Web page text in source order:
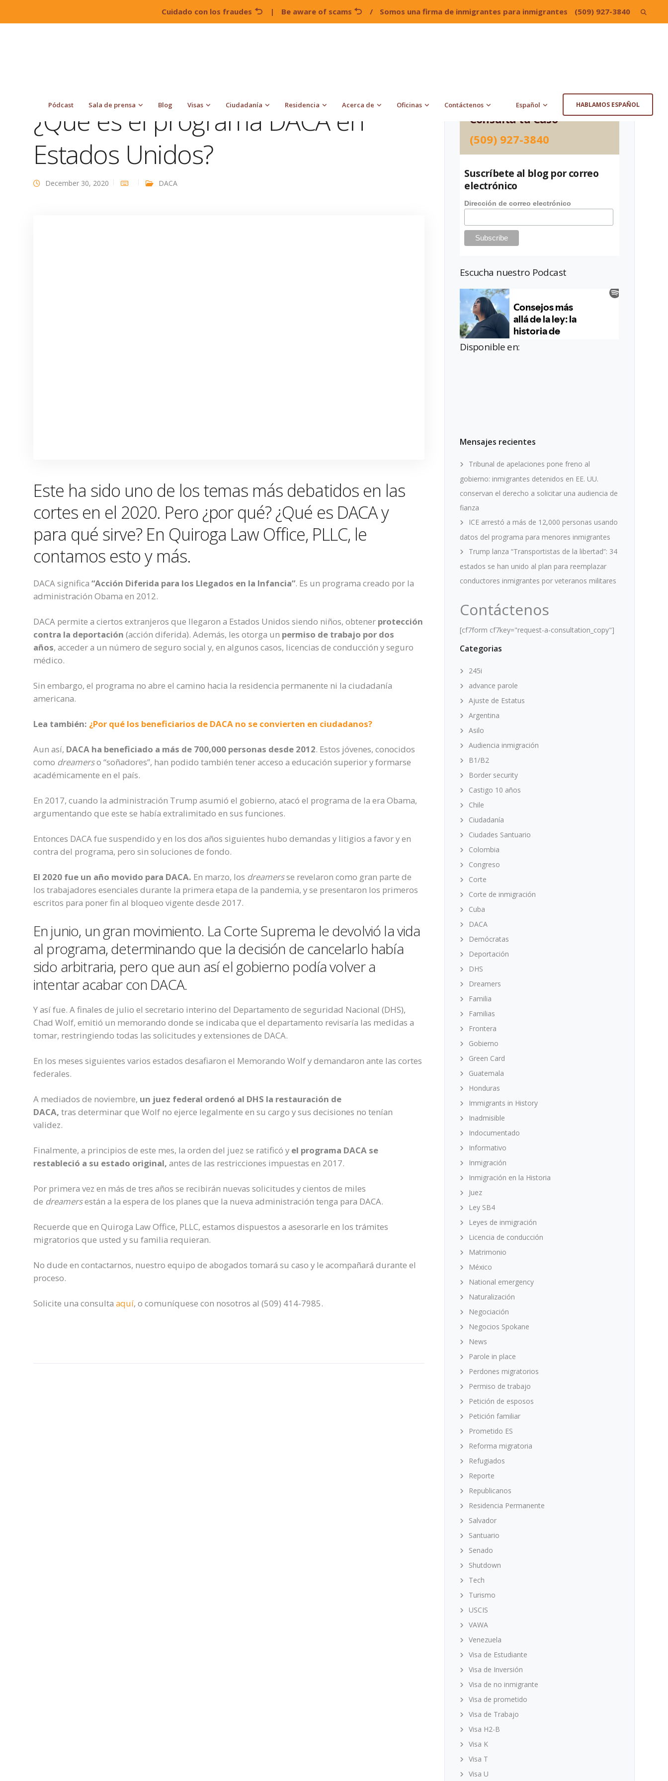
Cuidado con los fraudes | Be aware of scams / Somos una firma de inmigrantes para inmigrantes (509) 927-3840 Search
Pódcast Sala de prensa Blog Visas Ciudadanía Residencia Acerca de Oficinas Contáctenos Español HABLAMOS ESPAÑOL
¿Qué es el programa DACA en
Estados Unidos?
December 30, 2020 DACA
Este ha sido uno de los temas más debatidos en las
cortes en el 2020. Pero ¿por qué? ¿Qué es DACA y
para qué sirve? En Quiroga Law Office, PLLC, le
contamos esto y más.
DACAsignifica “Acción Diferida para los Llegados en la Infancia”. Es un programa creado por la
administración Obama en 2012.
DACA permite a ciertos extranjeros que llegaron a Estados Unidos siendo niños, obtener protección
contra la deportación (acción diferida). Además, les otorga un permiso de trabajo por dos
años, acceder a un número de seguro social y, en algunos casos, licencias de conducción y seguro
médico.
Sin embargo, el programa no abre el camino hacia la residencia permanente ni la ciudadanía
americana.
Lea también: ¿Por qué los beneficiarios de DACA no se convierten en ciudadanos?
Aun así, DACA ha beneficiado a más de 700,000 personas desde 2012. Estos jóvenes, conocidos
como dreamerso “soñadores”, han podido también tener acceso a educación superiory formarse
académicamente en el país.
En 2017, cuando la administración Trump asumió el gobierno, atacó el programa de la era Obama,
argumentando que este se había extralimitado en sus funciones.
Entonces DACA fue suspendido yen los dos años siguientes hubo demandas y litigios a favor y en
contra del programa, pero sin soluciones de fondo.
El 2020 fue un año movido para DACA. En marzo, los dreamersse revelaron como gran parte de
los trabajadores esenciales durante la primera etapa de la pandemia, y se presentaron los primeros
escritos para poner fin al bloqueo vigente desde 2017.
En junio, un gran movimiento. La Corte Suprema le devolvió la vida
al programa, determinando que la decisión de cancelarlo había
sido arbitraria, pero que aun así el gobierno podía volver a
intentar acabar con DACA.
Y así fue. A finales de julio el secretario interino del Departamento de seguridad Nacional (DHS),
Chad Wolf, emitió un memorando donde se indicaba que el departamento revisaría las medidas a
tomar, restringiendo todas las solicitudes y extensiones de DACA.
En los meses siguientes varios estados desafiaron el Memorando Wolfy demandaron ante las cortes
federales.
A mediados de noviembre, un juez federal ordenó al DHS la restauración de
DACA, tras determinarque Wolf no ejerce legalmente en su cargo y sus decisiones no tenían
validez.
Finalmente, a principios de este mes, la orden del juez se ratificó y el programa DACA se
restableció a su estado original, antes de las restricciones impuestas en 2017.
Por primera vez en más de tres años se recibirán nuevas solicitudes y cientos de miles
de dreamersestán a la espera de los planes que la nueva administración tenga para DACA.
Recuerde que en Quiroga Law Office, PLLC, estamos dispuestos a asesorarle en los trámites
migratorios que usted y su familia requieran.
No dude en contactarnos, nuestro equipo de abogados tomará su caso y le acompañará durante el
proceso.
Solicite una consulta aquí, o comuníquese con nosotros al (509) 414-7985.
Consulta tu Caso
(509) 927-3840
Suscríbete al blog por correo
electrónico
Dirección de correo electrónico
Escucha nuestro Podcast
Disponible en:
Mensajes recientes
Tribunal de apelaciones pone freno al
gobierno: inmigrantes detenidos en EE. UU.
conservan el derecho a solicitar una audiencia de
fianza
ICE arrestó a más de 12,000 personas usando
datos del programa para menores inmigrantes
Trump lanza “Transportistas de la libertad”: 34
estados se han unido al plan para reemplazar
conductores inmigrantes por veteranos militares
Contáctenos
[cf7form cf7key="request-a-consultation_copy"]
Categorias
245i
advance parole
Ajuste de Estatus
Argentina
Asilo
Audiencia inmigración
B1/B2
Border security
Castigo 10 años
Chile
Ciudadanía
Ciudades Santuario
Colombia
Congreso
Corte
Corte de inmigración
Cuba
DACA
Demócratas
Deportación
DHS
Dreamers
Familia
Familias
Frontera
Gobierno
Green Card
Guatemala
Honduras
Immigrants in History
Inadmisible
Indocumentado
Informativo
Inmigración
Inmigración en la Historia
Juez
Ley SB4
Leyes de inmigración
Licencia de conducción
Matrimonio
México
National emergency
Naturalización
Negociación
Negocios Spokane
News
Parole in place
Perdones migratorios
Permiso de trabajo
Petición de esposos
Petición familiar
Prometido ES
Reforma migratoria
Refugiados
Reporte
Republicanos
Residencia Permanente
Salvador
Santuario
Senado
Shutdown
Tech
Turismo
USCIS
VAWA
Venezuela
Visa de Estudiante
Visa de Inversión
Visa de no inmigrante
Visa de prometido
Visa de Trabajo
Visa H2-B
Visa K
Visa T
Visa U